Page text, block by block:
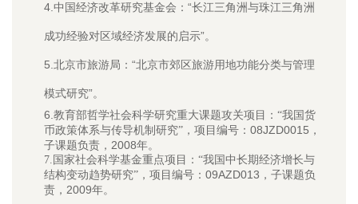
4.中国经济改革研究基金会：“长江三角洲与珠江三角洲
成功经验对区域经济发展的启示”。
5.北京市旅游局：“北京市郊区旅游用地功能分类与管理
模式研究”。
6.教育部哲学社会科学研究重大课题攻关项目：“我国货
币政策体系与传导机制研究”，项目编号： 08JZD0015，
子课题负责，2008年。
7.国家社会科学基金重点项目：“我国中长期经济增长与
结构变动趋势研究”，项目编号： 09AZD013，子课题负
责，2009年。